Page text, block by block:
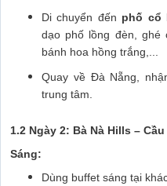
Di chuyển đến phố cổ
dạo phố lồng đèn, ghé
bánh hoa hồng trắng,...
Quay về Đà Nẵng,
trung tâm.
1.2 Ngày 2: Bà Nà Hills –
Sáng:
Dùng buffet sáng tại